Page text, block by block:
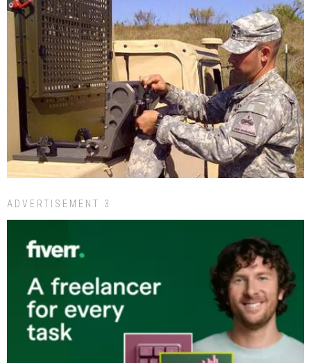
ADVERTISEMENT 3